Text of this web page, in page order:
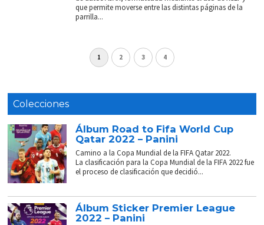
que permite moverse entre las distintas páginas de la
parrilla...
1 2 3 4
Colecciones
Álbum Road to Fifa World Cup
Qatar 2022 – Panini
Camino a la Copa Mundial de la FIFA Qatar 2022.
La clasificación para la Copa Mundial de la FIFA 2022 fue
el proceso de clasificación que decidió...
Álbum Sticker Premier League
2022 – Panini